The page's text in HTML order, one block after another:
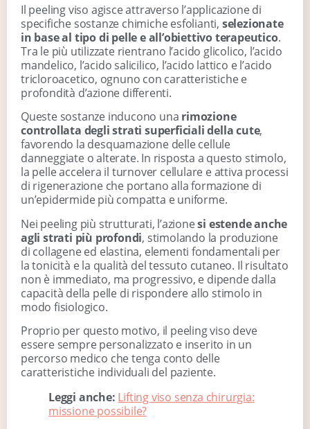
Il peeling viso agisce attraverso l’applicazione di
specifiche sostanze chimiche esfolianti, selezionate
in base al tipo di pelle e all’obiettivo terapeutico.
Tra le più utilizzate rientrano l’acido glicolico, l’acido
mandelico, l’acido salicilico, l’acido lattico e l’acido
tricloroacetico, ognuno con caratteristiche e
profondità d’azione differenti.
Queste sostanze inducono una rimozione
controllata degli strati superficiali della cute,
favorendo la desquamazione delle cellule
danneggiate o alterate. In risposta a questo stimolo,
la pelle accelera il turnover cellulare e attiva processi
di rigenerazione che portano alla formazione di
un’epidermide più compatta e uniforme.
Nei peeling più strutturati, l’azionesi estende anche
agli strati più profondi, stimolando la produzione
di collagene ed elastina, elementi fondamentali per
la tonicità e la qualità del tessuto cutaneo. Il risultato
non è immediato, ma progressivo, e dipende dalla
capacità della pelle di rispondere allo stimolo in
modo fisiologico.
Proprio per questo motivo, il peeling viso deve
essere sempre personalizzato e inserito in un
percorso medico che tenga conto delle
caratteristiche individuali del paziente.
Leggi anche: Lifting viso senza chirurgia:
missione possibile?